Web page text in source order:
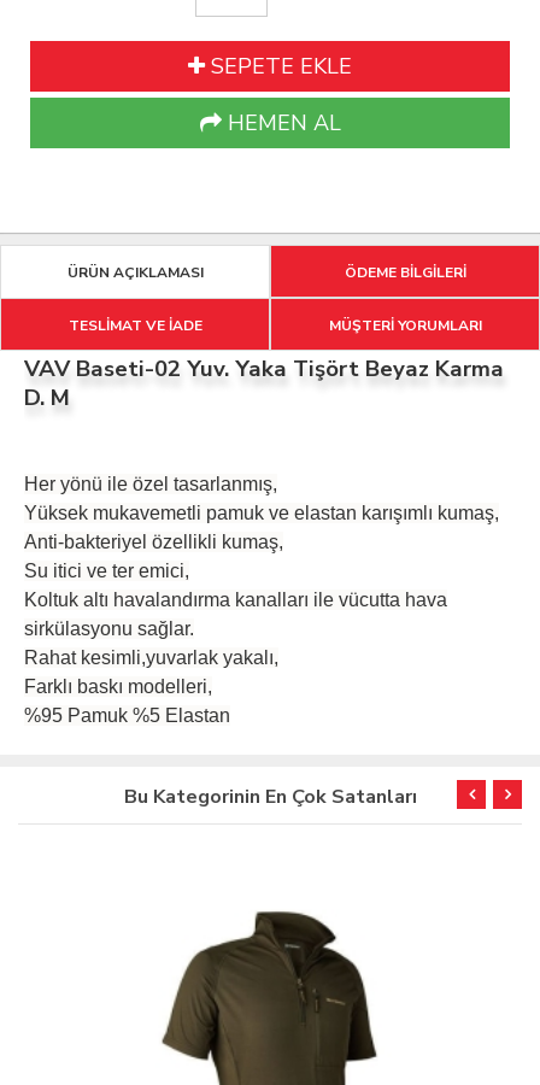
SEPETE EKLE
HEMEN AL
ÜRÜN AÇIKLAMASI ÖDEME BİLGİLERİ
TESLİMAT VE İADE MÜŞTERİ YORUMLARI
VAV Baseti-02 Yuv. Yaka Tişört Beyaz Karma
D. M
Her yönü ile özel tasarlanmış,
Yüksek mukavemetli pamuk ve elastan karışımlı kumaş,
Anti-bakteriyel özellikli kumaş,
Su itici ve ter emici,
Koltuk altı havalandırma kanalları ile vücutta hava
sirkülasyonu sağlar.
Rahat kesimli,yuvarlak yakalı,
Farklı baskı modelleri,
%95 Pamuk %5 Elastan
Bu Kategorinin En Çok Satanları